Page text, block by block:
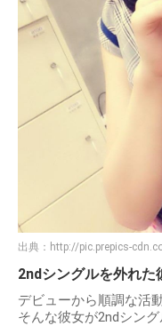
出典： http://pic.prepics-
2ndシングルを外れた
デビューから順調な活
そんな彼女が2ndシン